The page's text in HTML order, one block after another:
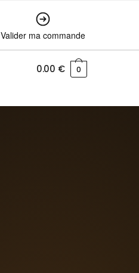
Valider ma commande
0.00 € 0